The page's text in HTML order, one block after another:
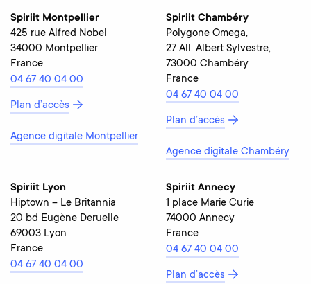
Spiriit Montpellier
425 rue Alfred Nobel
34000 Montpellier
France
04 67 40 04 00
Plan d’accès
Agence digitale Montpellier
Spiriit Chambéry
Polygone Omega,
27 All. Albert Sylvestre,
73000 Chambéry
France
04 67 40 04 00
Plan d’accès
Agence digitale Chambéry
Spiriit Lyon
Hiptown – Le Britannia
20 bd Eugène Deruelle
69003 Lyon
France
04 67 40 04 00
Spiriit Annecy
1 place Marie Curie
74000 Annecy
France
04 67 40 04 00
Plan d’accès